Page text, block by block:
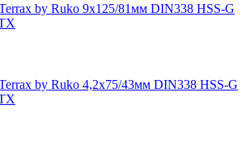
by Ruko 9x125/81мм DIN338 HSS-G
by Ruko 4,2x75/43мм DIN338 HSS-G